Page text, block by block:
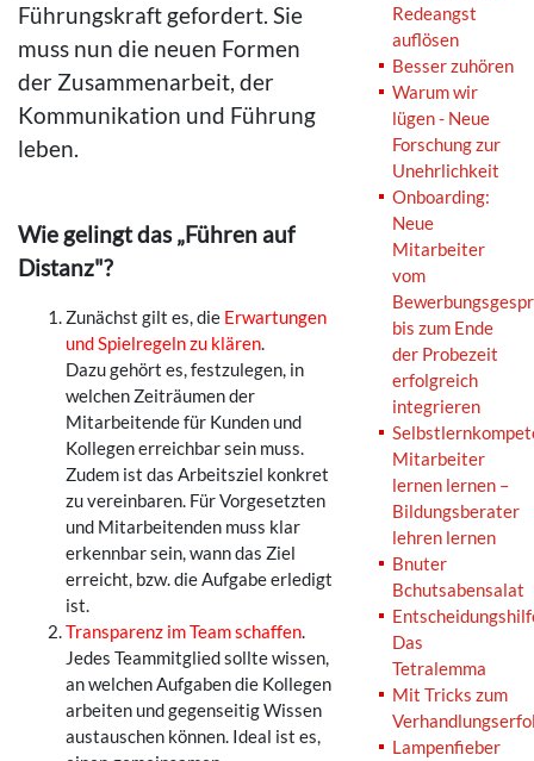
Führungskraft gefordert. Sie
muss nun die neuen Formen
der Zusammenarbeit, der
Kommunikation und Führung
leben.
Wie gelingt das „Führen auf
Distanz"?
Zunächst gilt es, die Erwartungen
und Spielregeln zu klären.
Dazu gehört es, festzulegen, in
welchen Zeiträumen der
Mitarbeitende für Kunden und
Kollegen erreichbar sein muss.
Zudem ist das Arbeitsziel konkret
zu vereinbaren. Für Vorgesetzten
und Mitarbeitenden muss klar
erkennbar sein, wann das Ziel
erreicht, bzw. die Aufgabe erledigt
ist.
Transparenz im Team schaffen.
Jedes Teammitglied sollte wissen,
an welchen Aufgaben die Kollegen
arbeiten und gegenseitig Wissen
austauschen können. Ideal ist es,
Redeangst
auflösen
Besser zuhören
Warum wir
lügen - Neue
Forschung zur
Unehrlichkeit
Onboarding:
Neue
Mitarbeiter
vom
bis zum Ende
der Probezeit
erfolgreich
integrieren
Mitarbeiter
lernen lernen –
Bildungsberater
lehren lernen
Bnuter
Bchutsabensalat
Das
Tetralemma
Mit Tricks zum
Lampenfieber